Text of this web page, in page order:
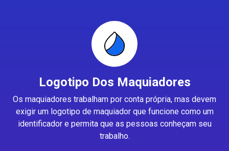
Logotipo Dos Maquiadores
Os maquiadores trabalham por conta própria, mas devem
exigir um logotipo de maquiador que funcione como um
identificador e permita que as pessoas conheçam seu
trabalho.